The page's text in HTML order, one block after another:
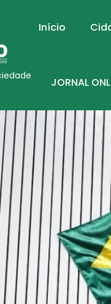
Início
JORNAL